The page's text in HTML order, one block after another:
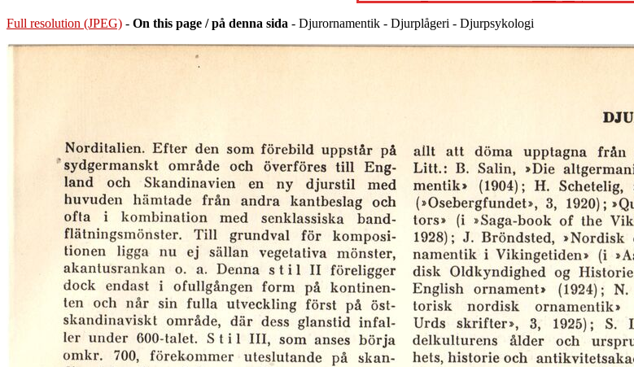
Full resolution (JPEG) - On this page / på denna sida - Djurornamentik - Djurplågeri - Djurpsykologi